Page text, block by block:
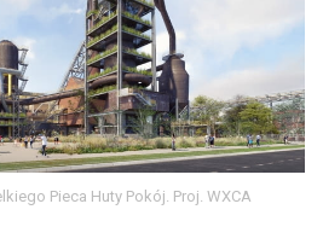
Pieca Huty Pokój. Proj. WXCA